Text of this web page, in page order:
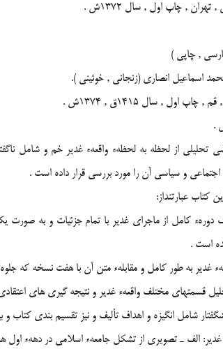
, چاپ اول , سال 1372ش .
اسماعيل انصارى (زنجانى , خوئينى ).
اول , سال 1415ق , 1374ش .
تحليلى از لحظه به لحظهء واقعهء غدير خم و شامل
و سياسى آن را مورد بررسى قرار داده است .
عبارتنداز:
دورهء كامل از ماجراى غدير با تمام جزئيات و به
است .
غدير به طور كامل و مقابلهء متن آن با هفت نسخه كه
قسمتهاى مختلف واقعهء غدير و نتيجه گيرى هاى
شامل انگيزه و اهداف تأليف و نيز تقسيم بندى